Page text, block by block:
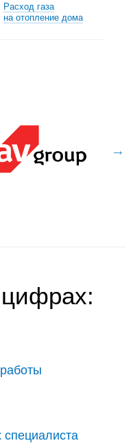
Расход газа
на отопление дома